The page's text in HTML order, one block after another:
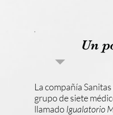
Un
La compañía
grupo de siete
llamado Igualatorio